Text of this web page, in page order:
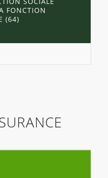
FONCTION
(64)